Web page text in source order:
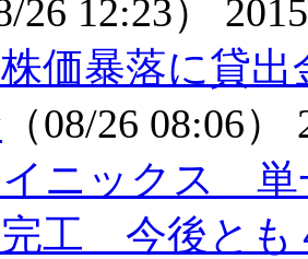
26 12:23）
価暴落に貸出
（08/26 08:06）
イニックス 単
工 今後とも